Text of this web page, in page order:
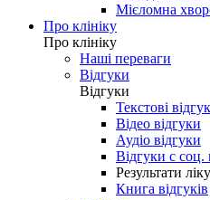
Мієломна
Про клініку
Про клініку
Наші переваги
Відгуки
Відгуки
Текстові
Відео відгуки
Аудіо відгуки
Відгуки с
Результати
Книга відгуків